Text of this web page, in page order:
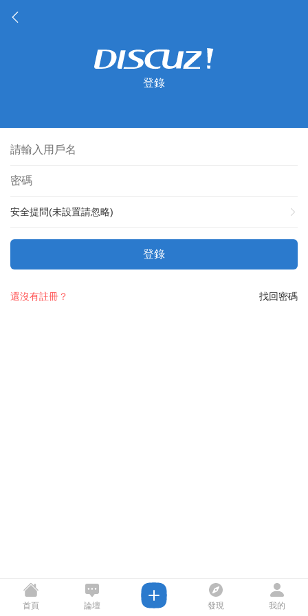
登錄
安全提問(未設置請忽略)
登錄
找回密碼
還沒有註冊？
首頁 論壇 發現 我的